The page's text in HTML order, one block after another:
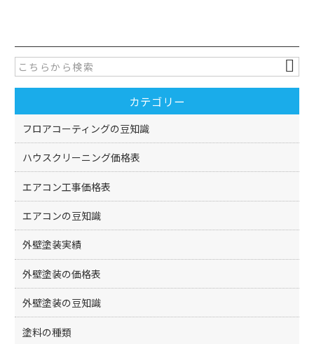
e
b
o
o
k
er
カテゴリー
フロアコーティングの豆知識
ハウスクリーニング価格表
エアコン工事価格表
エアコンの豆知識
外壁塗装実績
外壁塗装の価格表
外壁塗装の豆知識
塗料の種類